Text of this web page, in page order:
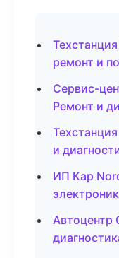
ремонт и
Сервис-
Ремонт и
и
ИП Кар
Автоцентр